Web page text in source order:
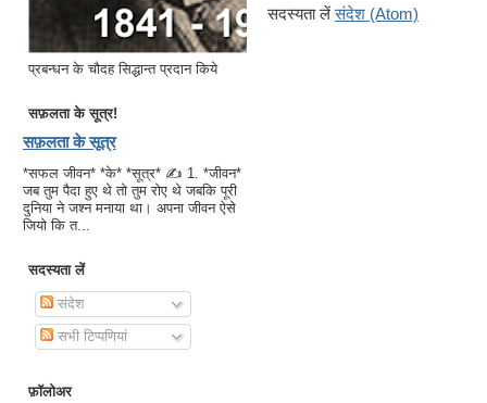
प्रबन्धन के चौदह सिद्धान्त प्रदान किये
सफ़लता के सूत्र!
सफ़लता के सूत्र
*सफल जीवन* *के* *सूत्र* ✍ 1. *जीवन*
जब तुम पैदा हुए थे तो तुम रोए थे जबकि पूरी
दुनिया ने जश्न मनाया था। अपना जीवन ऐसे
जियो कि त...
सदस्यता लें
संदेश
सभी टिप्पणियां
फ़ॉलोअर
सदस्यता लेंसंदेश (Atom)